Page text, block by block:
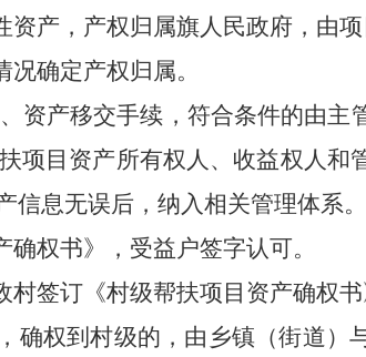
产，产权归属旗人民政府，由项
确定产权归属。
资产移交手续，符合条件的由主
目资产所有权人、收益权人和
息无误后，纳入相关管理体系。
权书》，受益户签字认可。
签订《村级帮扶项目资产确权书
确权到村级的，由乡镇（街道）